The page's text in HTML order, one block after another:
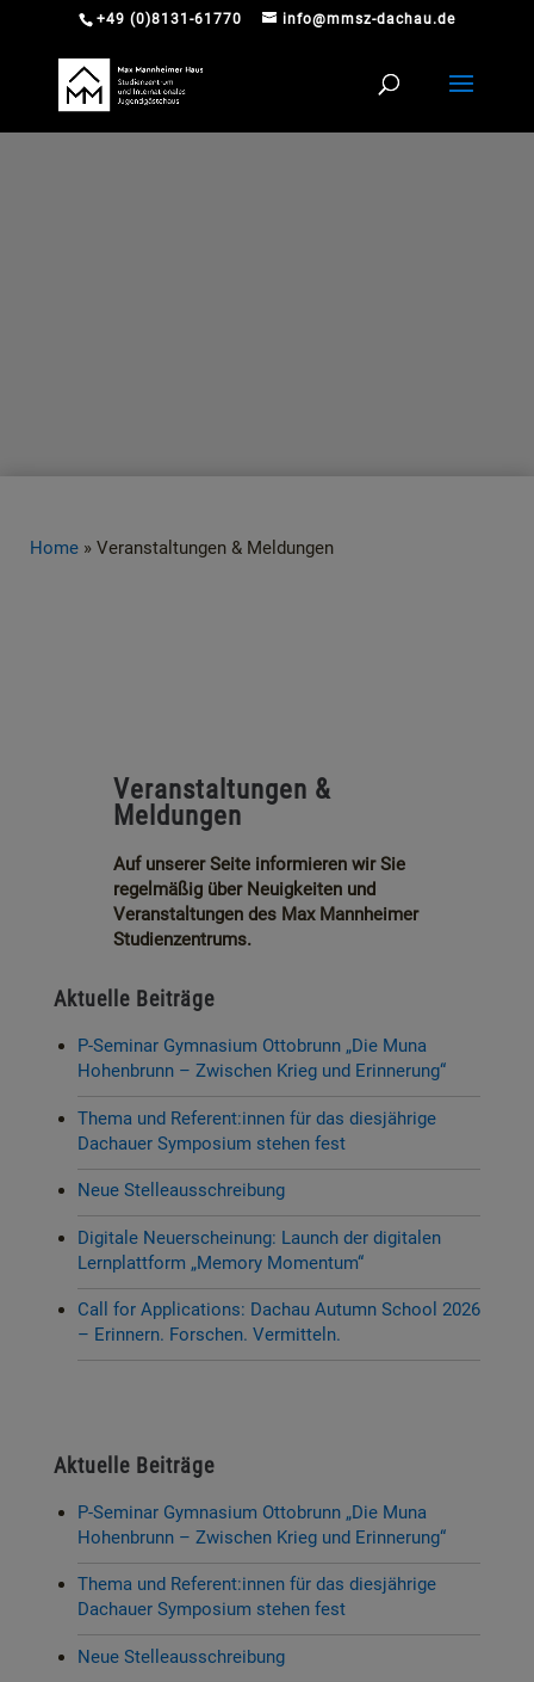
+49 (0)8131-61770 info@mmsz-dachau.de
Home » Veranstaltungen & Meldungen
Veranstaltungen &
Meldungen
Auf unserer Seite informieren wir Sie
regelmäßig über Neuigkeiten und
Veranstaltungen des Max Mannheimer
Studienzentrums.
Aktuelle Beiträge
P-Seminar Gymnasium Ottobrunn „Die Muna
Hohenbrunn – Zwischen Krieg und Erinnerung“
Thema und Referent:innen für das diesjährige
Dachauer Symposium stehen fest
Neue Stelleausschreibung
Digitale Neuerscheinung: Launch der digitalen
Lernplattform „Memory Momentum“
Call for Applications: Dachau Autumn School 2026
– Erinnern. Forschen. Vermitteln.
Aktuelle Beiträge
P-Seminar Gymnasium Ottobrunn „Die Muna
Hohenbrunn – Zwischen Krieg und Erinnerung“
Thema und Referent:innen für das diesjährige
Dachauer Symposium stehen fest
Neue Stelleausschreibung